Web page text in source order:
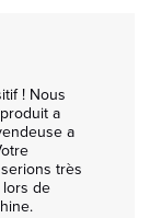
! Nous
a
a
très
de